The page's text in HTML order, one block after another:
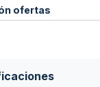
ofertas